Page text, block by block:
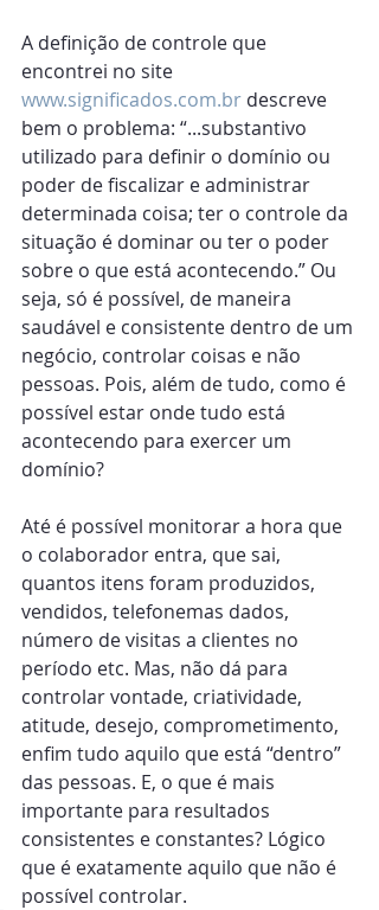
A definição de controle que
encontrei no site
www.significados.com.br descreve
bem o problema: “...substantivo
utilizado para definir o domínio ou
poder de fiscalizar e administrar
determinada coisa; ter o controle da
situação é dominar ou ter o poder
sobre o que está acontecendo.” Ou
seja, só é possível, de maneira
saudável e consistente dentro de um
negócio, controlar coisas e não
pessoas. Pois, além de tudo, como é
possível estar onde tudo está
acontecendo para exercer um
domínio?
Até é possível monitorar a hora que
o colaborador entra, que sai,
quantos itens foram produzidos,
vendidos, telefonemas dados,
número de visitas a clientes no
período etc. Mas, não dá para
controlar vontade, criatividade,
atitude, desejo, comprometimento,
enfim tudo aquilo que está “dentro”
das pessoas. E, o que é mais
importante para resultados
consistentes e constantes? Lógico
que é exatamente aquilo que não é
possível controlar.